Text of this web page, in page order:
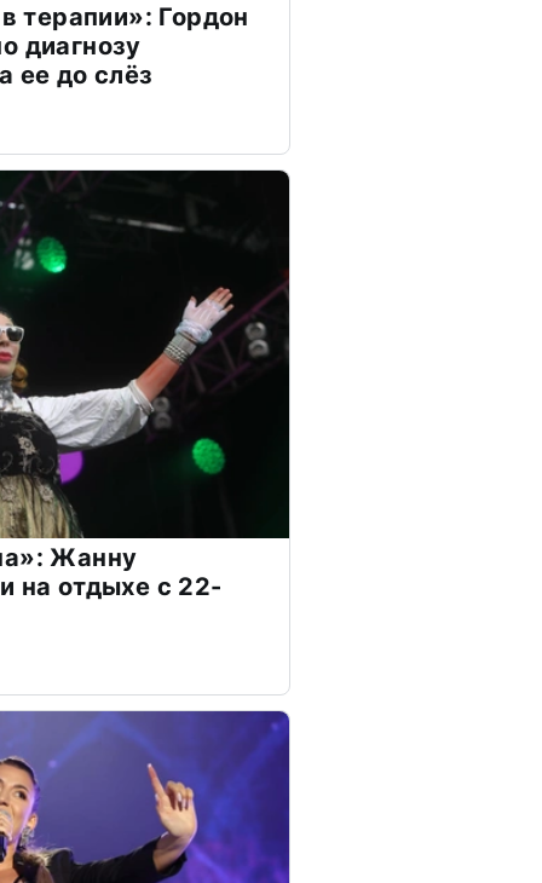
терапии»: Гордон
диагнозу
ее до слёз
Жанну
на отдыхе с 22-